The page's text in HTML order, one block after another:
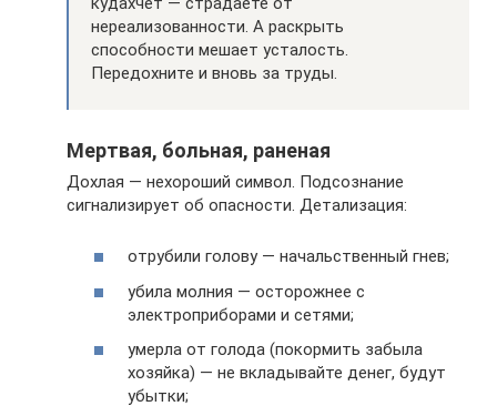
нереализованности. А раскрыть
способности мешает усталость.
Передохните и вновь за труды.
Мертвая, больная, раненая
Дохлая — нехороший символ. Подсознание
сигнализирует об опасности. Детализация:
отрубили голову — начальственный гнев;
убила молния — осторожнее с
электроприборами и сетями;
умерла от голода (покормить забыла
хозяйка) — не вкладывайте денег, будут
убытки;